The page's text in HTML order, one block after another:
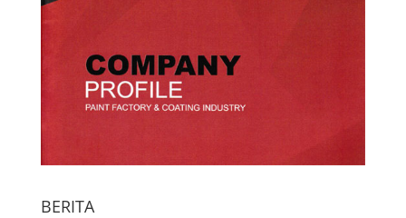
BERITA